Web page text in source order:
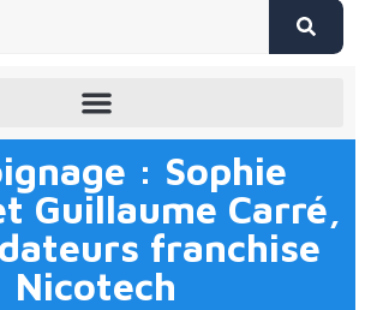
: Sophie
Guillaume Carré,
franchise
Nicotech